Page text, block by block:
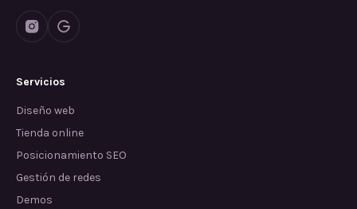
Servicios
Diseño web
Tienda online
Posicionamiento SEO
Gestión de redes
Demos